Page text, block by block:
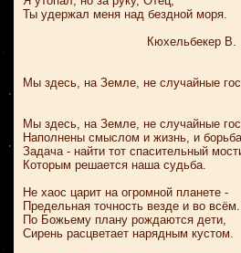
Ты удержал меня над бездной моря.
Кюхельбекер В.
Мы здесь, на Земле, не случайные
Мы здесь, на Земле, не случайные
Наполнены смыслом и жизнь, и
Задача - найти тот спасительный
Которым решается наша судьба.
Не хаос царит на огромной планете -
Предельная точность везде и во всём.
По Божьему плану рождаются дети,
Сирень расцветает нарядным кустом.